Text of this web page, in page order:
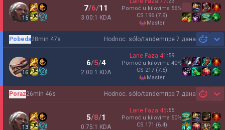
15
7/6/11
3.00:1 KDA
Pomoć u kilovima 56%
CS 196 (7.9)
master
Hodnoc. sólo/tandemпре 7 дана
Pobeda28min 47s
16
6/5/4
2.00:1 KDA
Lane Faza 41 :59
Pomoć u kilovima 40%
CS 217 (7.5)
master
Hodnoc. sólo/tandemпре 7 дана
Poraz26min 46s
13
5/8/1
0.75:1 KDA
Lane Faza 45:55
Pomoć u kilovima 50%
CS 171 (6.4)